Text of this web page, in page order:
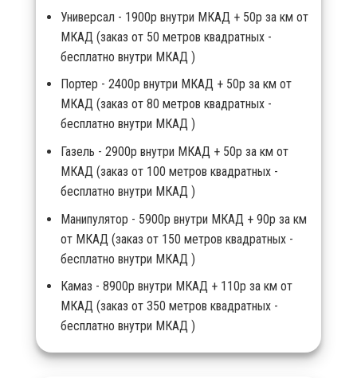
Универсал - 1900р внутри МКАД + 50р за км от
МКАД (заказ от 50 метров квадратных -
бесплатно внутри МКАД )
Портер - 2400р внутри МКАД + 50р за км от
МКАД (заказ от 80 метров квадратных -
бесплатно внутри МКАД )
Газель - 2900р внутри МКАД + 50р за км от
МКАД (заказ от 100 метров квадратных -
бесплатно внутри МКАД )
Манипулятор - 5900р внутри МКАД + 90р за км
от МКАД (заказ от 150 метров квадратных -
бесплатно внутри МКАД )
Камаз - 8900р внутри МКАД + 110р за км от
МКАД (заказ от 350 метров квадратных -
бесплатно внутри МКАД )